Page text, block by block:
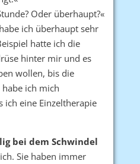
Oder überhaupt?«
ich überhaupt sehr
hatte ich die
hinter mir und es
wollen, bis die
ich mich
ich eine Einzeltherapie
bei dem Schwindel
Sie haben immer